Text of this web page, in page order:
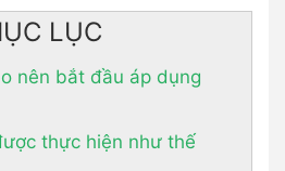
LỤC
nên bắt đầu áp dụng
thực hiện như thế